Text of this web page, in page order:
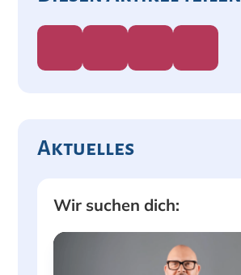
Aktuelles
Wir suchen dich: